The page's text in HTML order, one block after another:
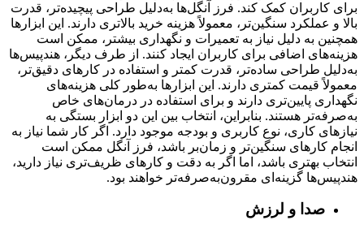
برای کاربران کمک کند. فرز آنگل‌ها به‌دلیل طراحی پیچیده‌تر، قدرت
بالا و عملکرد سنگین‌تر، معمولاً هزینه خرید بالاتری دارند. این ابزارها
همچنین به دلیل نیاز به تعمیرات و نگهداری بیشتر، ممکن است
هزینه‌های اضافی برای کاربران ایجاد کنند. از طرف دیگر، هندپیس‌ها
به‌دلیل طراحی ساده‌تر، قدرت کمتر و استفاده در کارهای دقیق‌تر،
معمولاً قیمت کمتری دارند. این ابزارها به‌طور کلی هزینه‌های
نگهداری پایین‌تری دارند و برای استفاده در درمان‌های خاص
به‌صرفه‌تر هستند. بنابراین، انتخاب بین این دو ابزار بستگی به
نیازهای کاری، نوع کاربری و بودجه موجود دارد. اگر کار شما نیاز به
انجام کارهای سنگین‌تر و زمان‌بر باشد، فرز آنگل ممکن است
انتخاب بهتری باشد، اما اگر به دقت و کارهای ظریف‌تری نیاز دارید،
هندپیس‌ها گزینه‌ای مقرون‌به‌صرفه‌تر خواهند بود.
صدا و لرزش